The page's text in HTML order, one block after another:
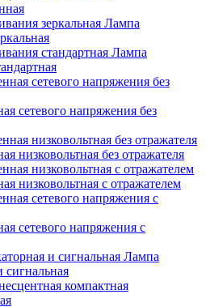
Лампа
Лампа
сетевого напряжения без
низковольтная без отражателя
низковольтная с отражателем
сетевого напряжения с
Лампа
сигнальная